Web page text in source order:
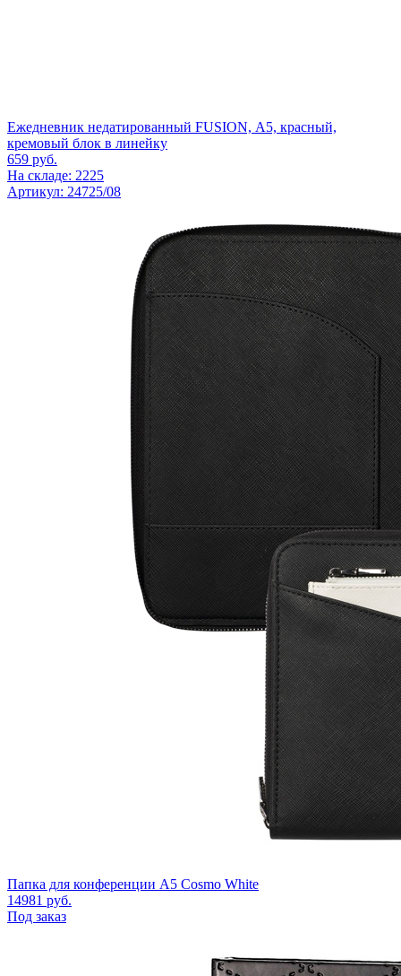
Ежедневник недатированный FUSION, А5, красный,
кремовый блок в линейку
659 руб.
На складе: 2225
Артикул: 24725/08
Папка для конференции А5 Cosmo White
14981 руб.
Под заказ